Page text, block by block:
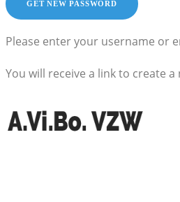
Please enter your username or
You will receive a link to create